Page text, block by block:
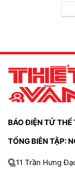
BÁO ĐIỆN TỬ
TỔNG BIÊN TẬP:
11 Trần Hưng